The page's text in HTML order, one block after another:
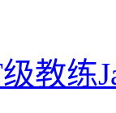
教练